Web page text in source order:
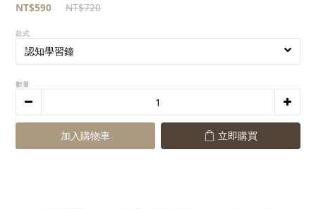
NT$720
NT$590
款式
數量
加入購物車 立即購買